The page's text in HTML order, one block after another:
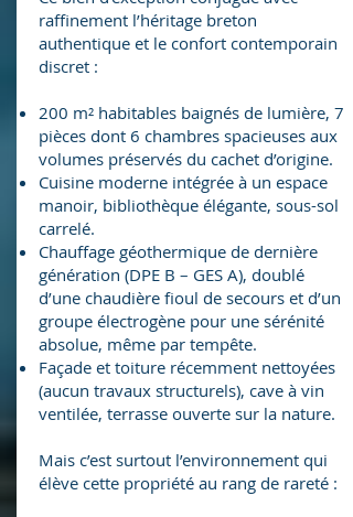
raffinement l’héritage breton
authentique et le confort contemporain
discret :
200 m² habitables baignés de lumière, 7
pièces dont 6 chambres spacieuses aux
volumes préservés du cachet d’origine.
Cuisine moderne intégrée à un espace
manoir, bibliothèque élégante, sous-sol
carrelé.
Chauffage géothermique de dernière
génération (DPE B – GES A), doublé
d’une chaudière fioul de secours et d’un
groupe électrogène pour une sérénité
absolue, même par tempête.
Façade et toiture récemment nettoyées
(aucun travaux structurels), cave à vin
ventilée, terrasse ouverte sur la nature.
Mais c’est surtout l’environnement qui
élève cette propriété au rang de rareté :